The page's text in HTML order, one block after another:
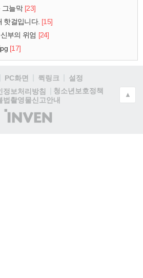
그늘막 [23]
핫걸입니다. [15]
부의 위엄 [24]
[17]
PC화면 퀵링크
설정
정보처리방침
청소년보호정책
법촬영물신고안내
(주)
인
▲